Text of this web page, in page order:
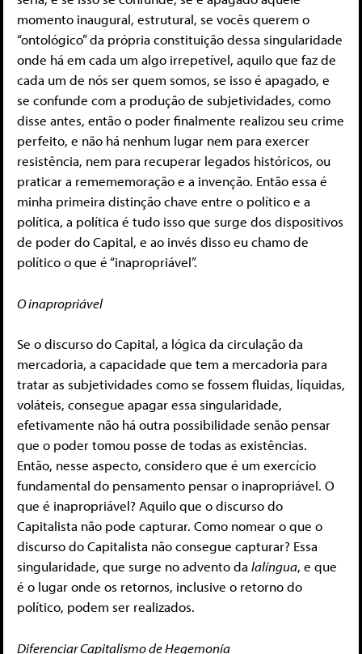
momento inaugural, estrutural, se vocês querem o
“ontológico” da própria constituição dessa singularidade
onde há em cada um algo irrepetível, aquilo que faz de
cada um de nós ser quem somos, se isso é apagado, e
se confunde com a produção de subjetividades, como
disse antes, então o poder finalmente realizou seu crime
perfeito, e não há nenhum lugar nem para exercer
resistência, nem para recuperar legados históricos, ou
praticar a remememoração e a invenção. Então essa é
minha primeira distinção chave entre o político e a
política, a política é tudo isso que surge dos dispositivos
de poder do Capital, e ao invés disso eu chamo de
político o que é “inapropriável”.
O inapropriável
Se o discurso do Capital, a lógica da circulação da
mercadoria, a capacidade que tem a mercadoria para
tratar as subjetividades como se fossem fluidas, líquidas,
voláteis, consegue apagar essa singularidade,
efetivamente não há outra possibilidade senão pensar
que o poder tomou posse de todas as existências.
Então, nesse aspecto, considero que é um exercício
fundamental do pensamento pensar o inapropriável. O
que é inapropriável? Aquilo que o discurso do
Capitalista não pode capturar. Como nomear o que o
discurso do Capitalista não consegue capturar? Essa
singularidade, que surge no advento da lalíngua, e que
é o lugar onde os retornos, inclusive o retorno do
político, podem ser realizados.
Diferenciar Capitalismo de Hegemonía